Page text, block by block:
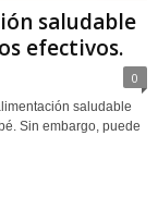
saludable
efectivos.
0
saludable
Sin embargo, puede